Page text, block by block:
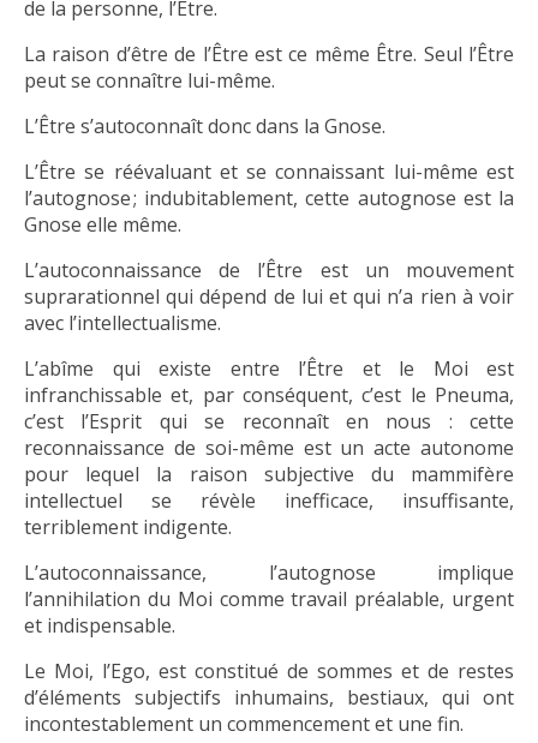
de la personne, l’Être.
La raison d’être de l’Être est ce même Être. Seul l’Être
peut se connaître lui-même.
L’Être s’autoconnaît donc dans la Gnose.
L’Être se réévaluant et se connaissant lui-même est
l’autognose ; indubitablement, cette autognose est la
Gnose elle même.
L’autoconnaissance de l’Être est un mouvement
suprarationnel qui dépend de lui et qui n’a rien à voir
avec l’intellectualisme.
L’abîme qui existe entre l’Être et le Moi est
infranchissable et, par conséquent, c’est le Pneuma,
c’est l’Esprit qui se reconnaît en nous : cette
reconnaissance de soi-même est un acte autonome
pour lequel la raison subjective du mammifère
intellectuel se révèle inefficace, insuffisante,
terriblement indigente.
L’autoconnaissance, l’autognose implique
l’annihilation du Moi comme travail préalable, urgent
et indispensable.
Le Moi, l’Ego, est constitué de sommes et de restes
d’éléments subjectifs inhumains, bestiaux, qui ont
incontestablement un commencement et une fin.